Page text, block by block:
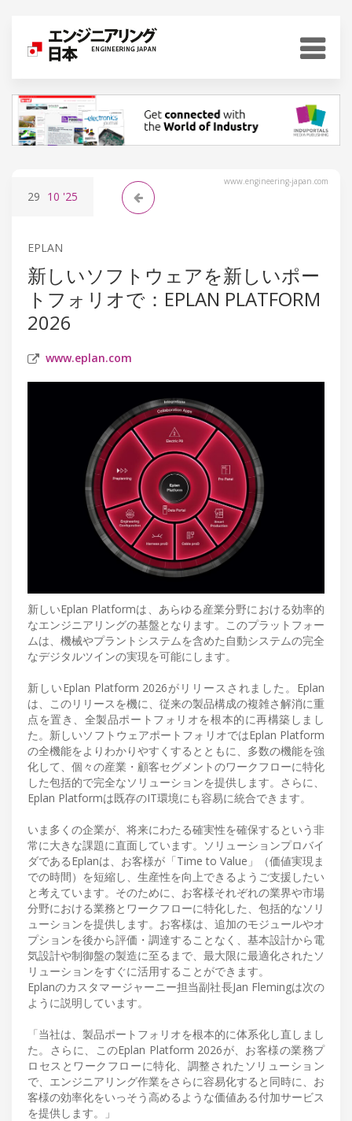
www.engineering-japan.com
29 10 '25
EPLAN
新しいソフトウェアを新しいポー
トフォリオで：EPLAN PLATFORM
2026
www.eplan.com
新しいEplan Platformは、あらゆる産業分野における効率的
なエンジニアリングの基盤となります。このプラットフォー
ムは、機械やプラントシステムを含めた自動システムの完全
なデジタルツインの実現を可能にします。
新しいEplan Platform 2026がリリースされました。Eplan
は、このリリースを機に、従来の製品構成の複雑さ解消に重
点を置き、全製品ポートフォリオを根本的に再構築しまし
た。新しいソフトウェアポートフォリオではEplan Platform
の全機能をよりわかりやすくするとともに、多数の機能を強
化して、個々の産業・顧客セグメントのワークフローに特化
した包括的で完全なソリューションを提供します。さらに、
Eplan Platformは既存のIT環境にも容易に統合できます。
いま多くの企業が、将来にわたる確実性を確保するという非
常に大きな課題に直面しています。ソリューションプロバイ
ダであるEplanは、お客様が「Time to Value」（価値実現ま
での時間）を短縮し、生産性を向上できるようご支援したい
と考えています。そのために、お客様それぞれの業界や市場
分野における業務とワークフローに特化した、包括的なソリ
ューションを提供します。お客様は、追加のモジュールやオ
プションを後から評価・調達することなく、基本設計から電
気設計や制御盤の製造に至るまで、最大限に最適化されたソ
リューションをすぐに活用することができます。
Eplanのカスタマージャーニー担当副社長Jan Flemingは次の
ように説明しています。
「当社は、製品ポートフォリオを根本的に体系化し直しまし
た。さらに、このEplan Platform 2026が、お客様の業務プ
ロセスとワークフローに特化、調整されたソリューション
で、エンジニアリング作業をさらに容易化すると同時に、お
客様の効率化をいっそう高めるような価値ある付加サービス
を提供します。」